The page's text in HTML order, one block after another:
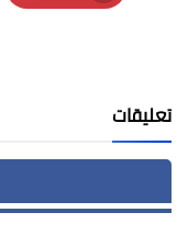
Pinterest
تعليقات